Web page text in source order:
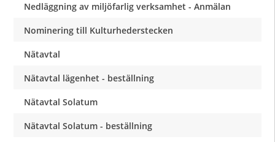
Nedläggning av miljöfarlig verksamhet - Anmälan
Nominering till Kulturhederstecken
Nätavtal
Nätavtal lägenhet - beställning
Nätavtal Solatum
Nätavtal Solatum - beställning